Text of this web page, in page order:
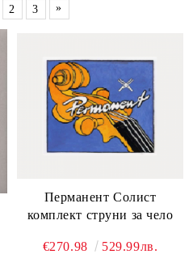
2 3 »
Перманент Солист
комплект струни за чело
€270.98 529.99лв.